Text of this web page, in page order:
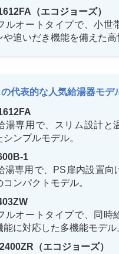
（エコジョーズ）
ルオートタイプで、小世
や追いだき機能を備えた高
代表的な人気給湯器モデ
湯専用で、スリム設計と
シンプルモデル。
1
湯専用で、PS扉内設置向
コンパクトモデル。
ルオートタイプで、同時
能に対応した多機能モデル
（エコジョーズ）